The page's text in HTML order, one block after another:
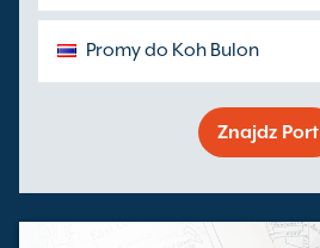
Promy do Koh Bulon
Znajdz Port